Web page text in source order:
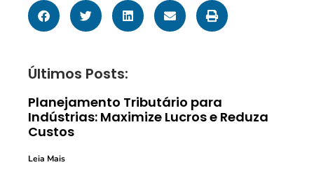
Últimos Posts:
Planejamento Tributário para
Indústrias: Maximize Lucros e Reduza
Custos
Leia Mais